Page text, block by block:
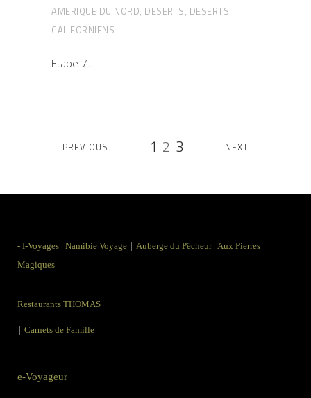
AMERIQUE DU NORD, DESERTS, DESERTS-
CALIFORNIENS
Etape 7
PREVIOUS 1 2 3 NEXT
- I-Voyages | Namibie Voyage | Auberge du Pêcheur | Aux Pierres
Magiques
Restaurants THOMAS
| Carnets de Famille
e-Voyageur